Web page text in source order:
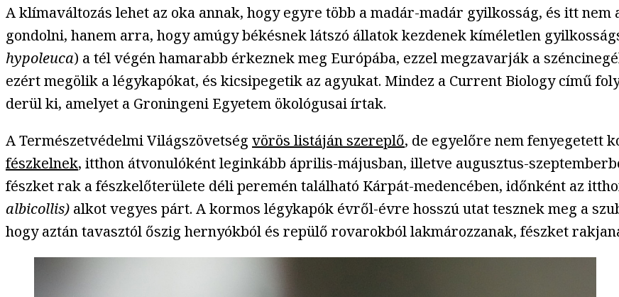
A klímaváltozás lehet az oka annak, hogy egyre több a madár-madár gyilkosság, és itt
gondolni, hanem arra, hogy amúgy békésnek látszó állatok kezdenek kíméletlen
hypoleuca) a tél végén hamarabb érkeznek meg Európába, ezzel megzavarják a
ezért megölik a légykapókat, és kicsipegetik az agyukat. Mindez a Current Biology című
derül ki, amelyet a Groningeni Egyetem ökológusai írtak.
A Természetvédelmi Világszövetség vörös listáján szereplő, de egyelőre nem fenyegetett
fészkelnek, itthon átvonulóként leginkább április-májusban, illetve augusztus-
fészket rak a fészkelőterülete déli peremén található Kárpát-medencében, időnként az
albicollis) alkot vegyes párt. A kormos légykapók évről-évre hosszú utat tesznek meg a
hogy aztán tavasztól őszig hernyókból és repülő rovarokból lakmározzanak, fészket